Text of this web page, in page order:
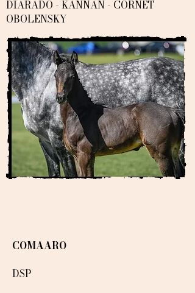
DIARADO - KANNAN - CORNET
OBOLENSKY
COMAARO
DSP